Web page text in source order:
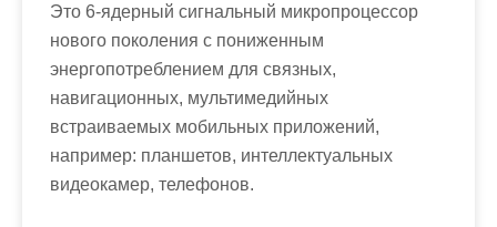
Это 6-ядерный сигнальный микропроцессор
нового поколения с пониженным
энергопотреблением для связных,
навигационных, мультимедийных
встраиваемых мобильных приложений,
например: планшетов, интеллектуальных
видеокамер, телефонов.